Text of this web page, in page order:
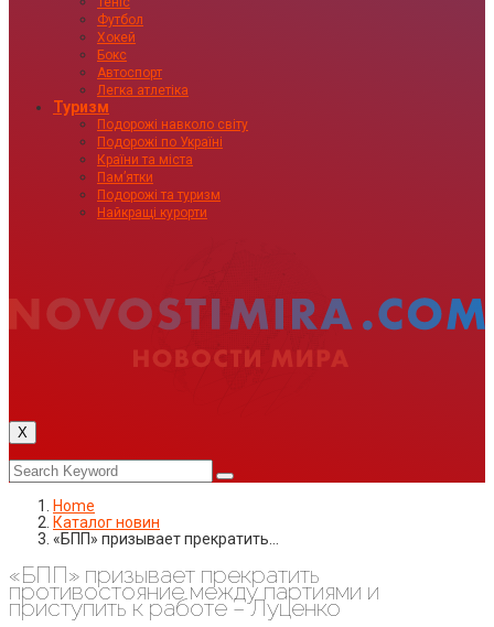
Футбол
Хокей
Бокс
Автоспорт
Легка атлетіка
Туризм
Подорожі навколо світу
Подорожі по Україні
Країни та міста
Пам’ятки
Подорожі та туризм
Найкращі курорти
X
Home
Каталог новин
«БПП» призывает прекратить…
«БПП» призывает прекратить
противостояние между партиями и
приступить к работе – Луценко